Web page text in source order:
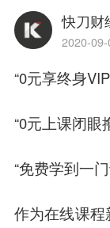
快刀财
2020-
“0元享终身
“0元上课闭眼
“免费学到一
作为在线课